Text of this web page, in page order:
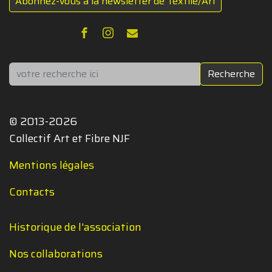
Rechercher Recherche
© 2013-2026
Collectif Art et Fibre NJF
Mentions légales
Contacts
Historique de l'association
Nos collaborations